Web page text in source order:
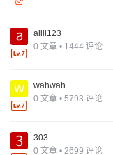
alili123
0 文章 • 1444 评论
wahwah
0 文章 • 5793 评论
303
0 文章 • 2699 评论